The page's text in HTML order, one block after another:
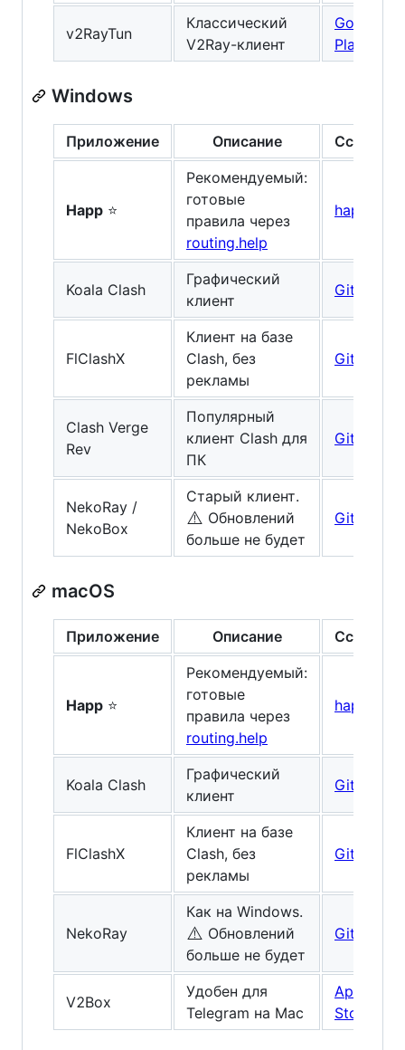
v2RayTun
Классический
V2Ray-клиент
Google
Play
Windows
Приложение Описание Ссылка
Happ ⭐
Рекомендуемый:
готовые
правила через
routing.help
happ.su
Koala Clash
Графический
клиент
GitHub
FlClashX
Клиент на базе
Clash, без
рекламы
GitHub
Clash Verge
Rev
Популярный
клиент Clash для
ПК
GitHub
NekoRay /
NekoBox
Старый клиент.
⚠️ Обновлений
больше не будет
GitHub
macOS
Приложение Описание Ссылка
Happ ⭐
Рекомендуемый:
готовые
правила через
routing.help
happ.su
Koala Clash
Графический
клиент
GitHub
FlClashX
Клиент на базе
Clash, без
рекламы
GitHub
NekoRay
Как на Windows.
⚠️ Обновлений
больше не будет
GitHub
V2Box
Удобен для
Telegram на Mac
App
Store